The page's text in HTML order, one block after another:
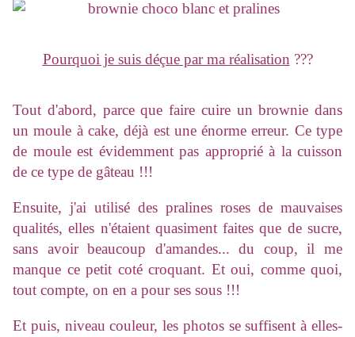
Pourquoi je suis déçue par ma réalisation ???
Tout d'abord, parce que faire cuire un brownie dans
un moule à cake, déjà est une énorme erreur. Ce type
de moule est évidemment pas approprié à la cuisson
de ce type de gâteau !!!
Ensuite, j'ai utilisé des pralines roses de mauvaises
qualités, elles n'étaient quasiment faites que de sucre,
sans avoir beaucoup d'amandes... du coup, il me
manque ce petit coté croquant. Et oui, comme quoi,
tout compte, on en a pour ses sous !!!
Et puis, niveau couleur, les photos se suffisent à elles-